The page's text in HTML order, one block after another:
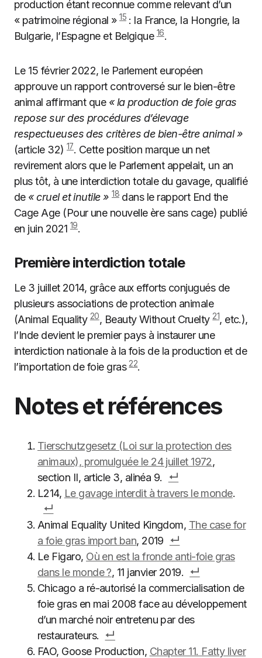
production étant reconnue comme relevant d’un
« patrimoine régional »15: la France, la Hongrie, la
Bulgarie, l’Espagne et Belgique16.
Le 15 février 2022, le Parlement européen
approuve un rapport controversé sur le bien-être
animal affirmant que « la production de foie gras
repose sur des procédures d’élevage
respectueuses des critères de bien-être animal »
(article 32) 17. Cette position marque un net
revirement alors que le Parlement appelait, un an
plus tôt, à une interdiction totale du gavage, qualifié
de « cruel et inutile » 18dans le rapport End the
Cage Age (Pour une nouvelle ère sans cage) publié
en juin 2021 19.
Première interdiction totale
Le 3 juillet 2014, grâce aux efforts conjugués de
plusieurs associations de protection animale
(Animal Equality20, Beauty Without Cruelty21, etc.),
l’Inde devient le premier pays à instaurer une
interdiction nationale à la fois de la production et de
l’importation de foie gras22.
Notes et références
Tierschutzgesetz (Loi sur la protection des
animaux), promulguée le 24 juillet 1972,
section II, article 3, alinéa 9.
L214, Le gavage interdit à travers le monde.
Animal Equality United Kingdom, The case for
a foie gras import ban, 2019
Le Figaro, Où en est la fronde anti-foie gras
dans le monde ?, 11 janvier 2019.
Chicago a ré-autorisé la commercialisation de
foie gras en mai 2008 face au développement
d’un marché noir entretenu par des
restaurateurs.
FAO, Goose Production, Chapter 11. Fatty liver